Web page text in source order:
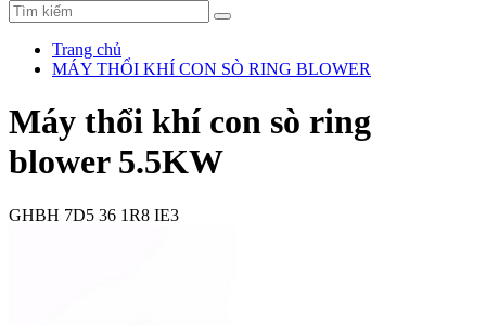
Trang chủ
MÁY THỔI KHÍ CON SÒ RING BLOWER
Máy thổi khí con sò ring
blower 5.5KW
GHBH 7D5 36 1R8 IE3